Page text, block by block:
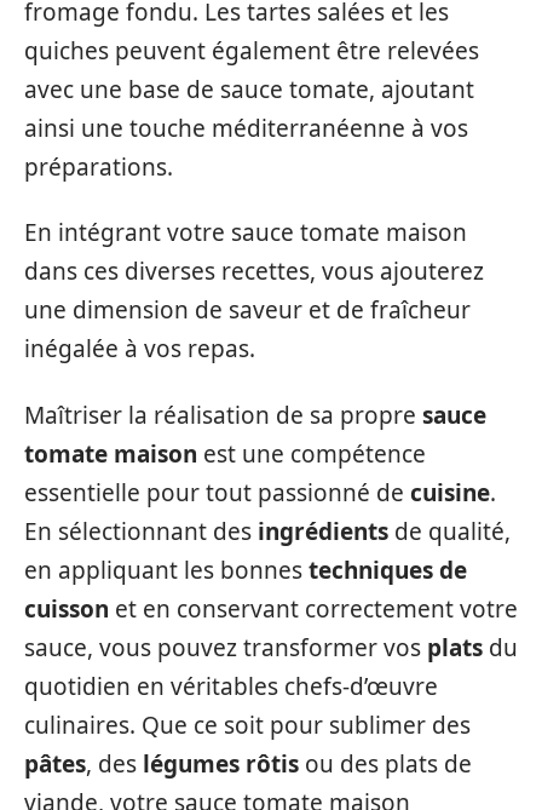
fromage fondu. Les tartes salées et les
quiches peuvent également être relevées
avec une base de sauce tomate, ajoutant
ainsi une touche méditerranéenne à vos
préparations.
En intégrant votre sauce tomate maison
dans ces diverses recettes, vous ajouterez
une dimension de saveur et de fraîcheur
inégalée à vos repas.
Maîtriser la réalisation de sa propre sauce
tomate maison est une compétence
essentielle pour tout passionné de cuisine.
En sélectionnant des ingrédients de qualité,
en appliquant les bonnestechniques de
cuisson et en conservant correctement votre
sauce, vous pouvez transformer vos plats du
quotidien en véritables chefs-d’œuvre
culinaires. Que ce soit pour sublimer des
pâtes, des légumes rôtis ou des plats de
viande, votre sauce tomate maison